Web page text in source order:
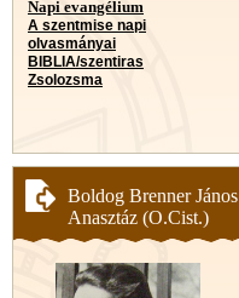
Napi evangélium
A szentmise napi
olvasmányai
BIBLIA/szentiras
Zsolozsma
Boldog Brenner János
Anasztáz (O.Cist.)